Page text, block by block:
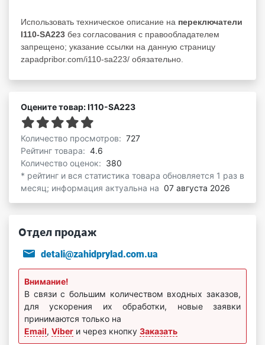
Использовать техническое описание на переключатели
I110-SA223 без согласования с правообладателем
запрещено; указание ссылки на данную страницу
zapadpribor.com/i110-sa223/ обязательно.
Оцените товар: I110-SA223
Количество просмотров: 727
Рейтинг товара: 4.6
Количество оценок: 380
* рейтинг и вся статистика товара обновляется 1 раз в
месяц; информация актуальна на 07 августа 2026
Отдел продаж
detali@zahidprylad.com.ua
Внимание!
В связи с большим количеством входных заказов,
для ускорения их обработки, новые заявки
принимаются только на
Email, Viber и через кнопку Заказать